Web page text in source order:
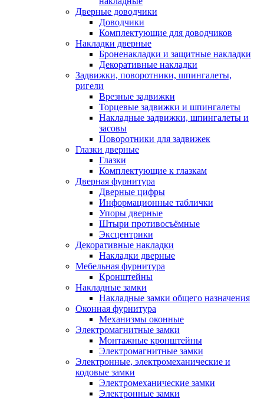
Дверные доводчики
Доводчики
Комплектующие для доводчиков
Накладки дверные
Броненакладки и защитные накладки
Декоративные накладки
Задвижки, поворотники, шпингалеты,
ригели
Врезные задвижки
Торцевые задвижки и шпингалеты
Накладные задвижки, шпингалеты и
засовы
Поворотники для задвижек
Глазки дверные
Глазки
Комплектующие к глазкам
Дверная фурнитура
Дверные цифры
Информационные таблички
Упоры дверные
Штыри противосъёмные
Эксцентрики
Декоративные накладки
Накладки дверные
Мебельная фурнитура
Кронштейны
Накладные замки
Накладные замки общего назначения
Оконная фурнитура
Механизмы оконные
Электромагнитные замки
Монтажные кронштейны
Электромагнитные замки
Электронные, электромеханические и
кодовые замки
Электромеханические замки
Электронные замки